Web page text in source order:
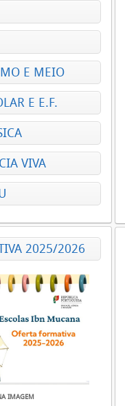
E MEIO
E E.F.
VIVA
2025/2026
IMAGEM